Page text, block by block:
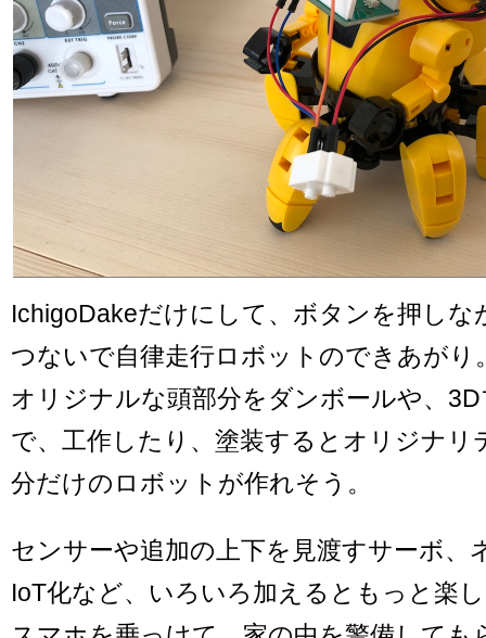
IchigoDakeだけにして、ボタンを押しな
つないで自律走行ロボットのできあがり
オリジナルな頭部分をダンボールや、
で、工作したり、塗装するとオリジナリ
分だけのロボットが作れそう。
センサーや追加の上下を見渡すサーボ、
IoT化など、いろいろ加えるともっと楽